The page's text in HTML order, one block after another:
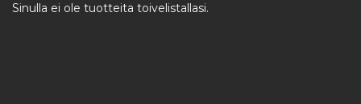
Sinulla ei ole tuotteita toivelistallasi.